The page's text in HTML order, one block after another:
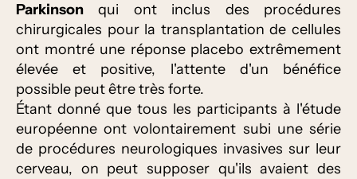
Parkinson qui ont inclus des procédures
chirurgicales pour la transplantation de cellules
ont montré une réponse placebo extrêmement
élevée et positive, l'attente d'un bénéfice
possible peut être très forte.
Étant donné que tous les participants à l'étude
européenne ont volontairement subi une série
de procédures neurologiques invasives sur leur
cerveau, on peut supposer qu'ils avaient des